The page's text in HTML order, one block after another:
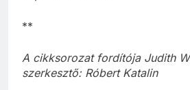
A cikksorozat fordítója Judith